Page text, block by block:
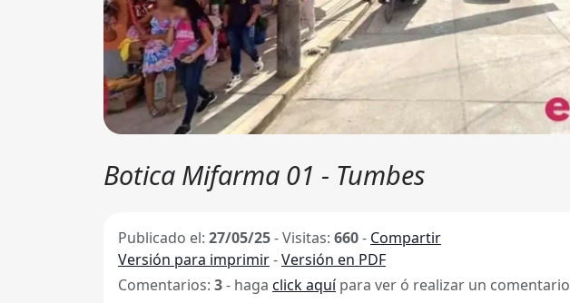
Botica Mifarma 01 - Tumbes
Publicado el: 27/05/25-Visitas: 660- Compartir
Versión para imprimir-Versión en PDF
Comentarios: 3- haga click aquípara ver ó realizar un comentario